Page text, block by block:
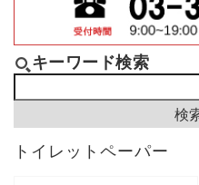
キーワード検索
トイレットペーパー